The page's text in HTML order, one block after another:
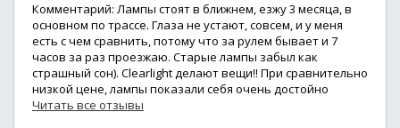
Комментарий: Лампы стоят в ближнем, езжу 3 месяца, в
основном по трассе. Глаза не устают, совсем, и у меня
есть с чем сравнить, потому что за рулем бывает и 7
часов за раз проезжаю. Старые лампы забыл как
страшный сон). Clearlight делают вещи!! При сравнительно
низкой цене, лампы показали себя очень достойно
Читать все отзывы